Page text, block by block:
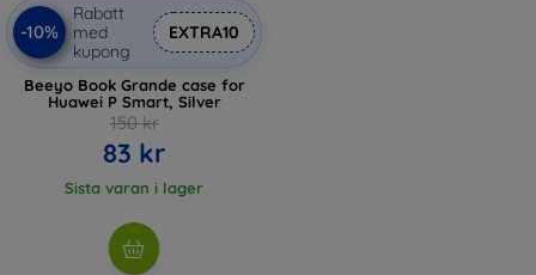
-10%
Rabatt
med
kupong
EXTRA10
Beeyo Book Grande case for
Huawei P Smart, Silver
150 kr
83 kr
Sista varan i lager